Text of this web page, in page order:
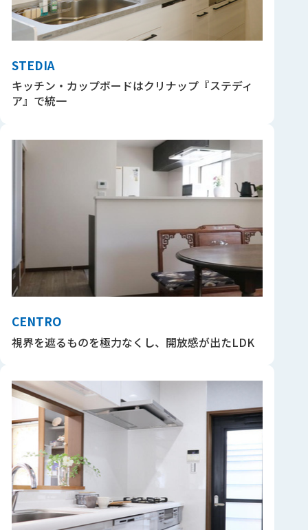
STEDIA
キッチン・カップボードはクリナップ『ステディ
ア』で統一
CENTRO
視界を遮るものを極力なくし、開放感が出たLDK